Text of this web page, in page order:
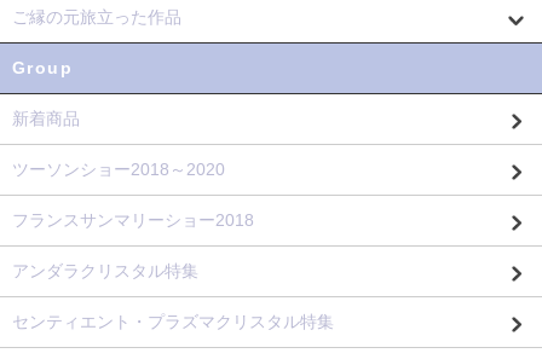
ご縁の元旅立った作品
Group
新着商品
ツーソンショー2018～2020
フランスサンマリーショー2018
アンダラクリスタル特集
センティエント・プラズマクリスタル特集